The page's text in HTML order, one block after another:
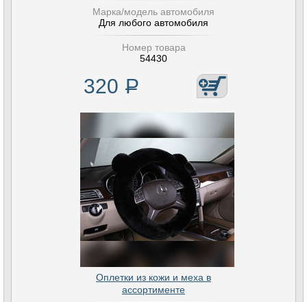
Марка/модель автомобиля
Для любого автомобиля
Номер товара
54430
320 Р
Оплетки из кожи и меха в
ассортименте